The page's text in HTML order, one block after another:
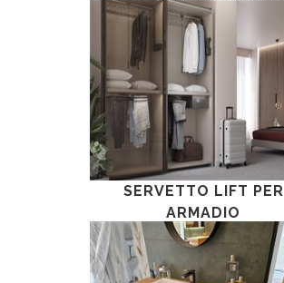
PER BAMBINI
SERVETTO LIFT PER
ARMADIO